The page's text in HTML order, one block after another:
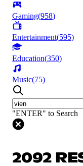
Gaming(958)
Entertainment(595)
Education(350)
Music(75)
"ENTER" to Search
2092